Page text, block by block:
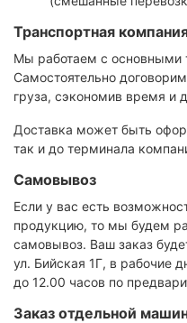
Транспортная
Мы работаем с основными
Самостоятельно
груза, сэкономив время и
Доставка может быть
так и до терминала
Самовывоз
Если у вас есть
продукцию, то мы будем
самовывоз. Ваш заказ
ул. Бийская 1Г, в рабочие
до 12.00 часов по
Заказ отдельной